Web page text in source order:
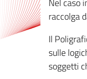
raccolga
Il
sulle
soggetti